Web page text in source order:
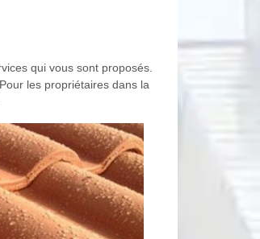
qui vous sont proposés.
les propriétaires dans la